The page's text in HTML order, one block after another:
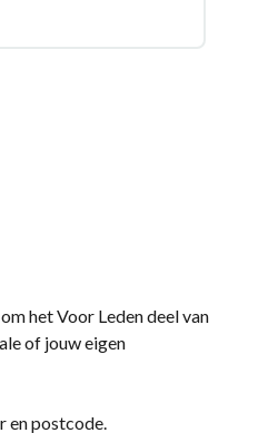
het Voor Leden deel van
of jouw eigen
en postcode.